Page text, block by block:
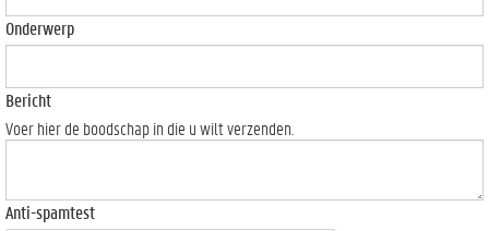
Onderwerp
Bericht
Voer hier de boodschap in die u wilt verzenden.
Anti-spamtest